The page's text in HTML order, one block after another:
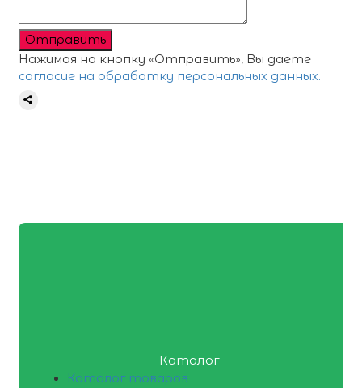
Отправить
Нажимая на кнопку «Отправить», Вы даете
согласие на обработку персональных данных.
Каталог
Каталог товаров